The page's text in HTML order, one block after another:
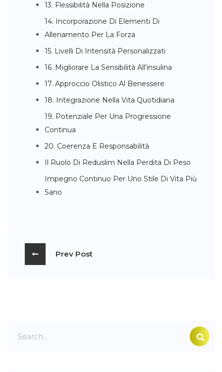
13. Flessibilità Nella Posizione
14. Incorporazione Di Elementi Di
Allenamento Per La Forza
15. Livelli Di Intensità Personalizzati
16. Migliorare La Sensibilità All’insulina
17. Approccio Olistico Al Benessere
18. Integrazione Nella Vita Quotidiana
19. Potenziale Per Una Progressione
Continua
20. Coerenza E Responsabilità
Il Ruolo Di Reduslim Nella Perdita Di Peso
Impegno Continuo Per Uno Stile Di Vita Più
Sano
Prev Post